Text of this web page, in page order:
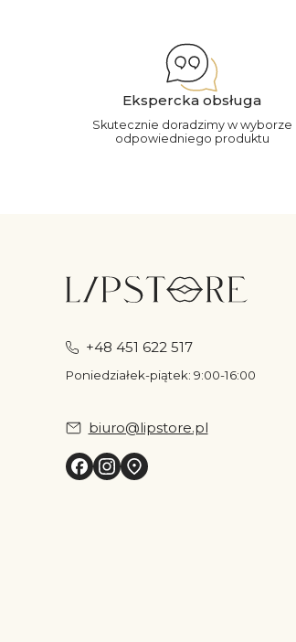
Ekspercka obsługa
Skutecznie doradzimy w wyborze
odpowiedniego produktu
+48 451 622 517
Poniedziałek-piątek: 9:00-16:00
biuro@lipstore.pl